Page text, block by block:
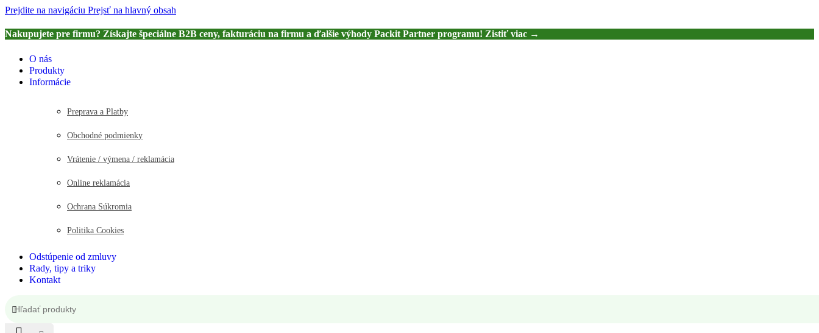
Prejdite na navigáciu Prejsť na hlavný obsah
Nakupujete pre firmu? Získajte špeciálne B2B ceny, fakturáciu na firmu a ďalšie výhody Packit Partner programu! Zistiť viac →
O nás
Produkty
Informácie
Preprava a Platby
Obchodné podmienky
Vrátenie / výmena / reklamácia
Online reklamácia
Ochrana Súkromia
Politika Cookies
Odstúpenie od zmluvy
Rady, tipy a triky
Kontakt